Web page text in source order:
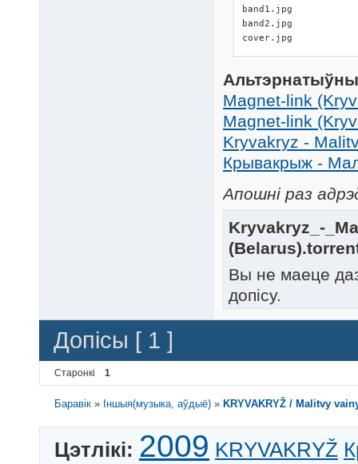
band1.jpg
band2.jpg
cover.jpg
Magnet-link
Magnet-link
Kryvakryz -
Крывакрыж -
Апошні раз
Kryvakryz_-
Вы не маеце
допісу.
Допісы [ 1 ]
Старонкі 1
Баравік » Іншыя(музыка, аўдыё) »KRYVAKRYŽ / Malitvy
Цэтлікі: 2009 KRYVAKRYŽ